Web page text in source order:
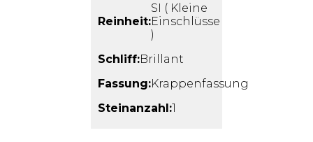
Reinheit:
SI ( Kleine
Einschlüsse
)
Schliff:Brillant
Fassung:Krappenfassung
Steinanzahl:1